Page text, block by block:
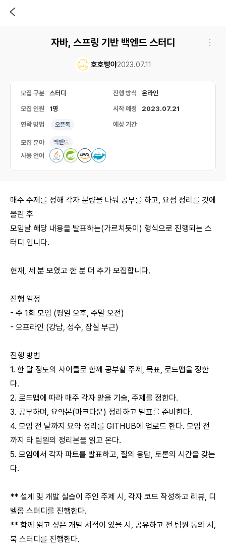
자바, 스프링 기반 백엔드 스터디
호호빵야2023.07.11
모집 구분 스터디 진행 방식 온라인
모집 인원 1명 시작 예정 2023.07.21
연락 방법 오픈톡 예상 기간
모집 분야 백엔드
사용 언어
매주 주제를 정해 각자 분량을 나눠 공부를 하고, 요점 정리를 깃에
올린 후
모임날 해당 내용을 발표하는(가르치듯이) 형식으로 진행되는 스
터디 입니다.
현재, 세 분 모였고 한 분 더 추가 모집합니다.
진행 일정
- 주 1회 모임 (평일 오후, 주말 오전)
- 오프라인 (강남, 성수, 잠실 부근)
진행 방법
1. 한 달 정도의 사이클로 함께 공부할 주제, 목표, 로드맵을 정한
다.
2. 로드맵에 따라 매주 각자 맡을 기술, 주제를 정한다.
3. 공부하며, 요약본(마크다운) 정리하고 발표를 준비한다.
4. 모임 전 날까지 요약 정리를 GITHUB에 업로드 한다. 모임 전
까지 타 팀원의 정리본을 읽고 온다.
5. 모임에서 각자 파트를 발표하고, 질의 응답, 토론의 시간을 갖는
다.
** 설계 및 개발 실습이 주인 주제 시, 각자 코드 작성하고 리뷰, 디
벨롭 스터디를 진행한다.
** 함께 읽고 싶은 개발 서적이 있을 시, 공유하고 전 팀원 동의 시,
북 스터디를 진행한다.